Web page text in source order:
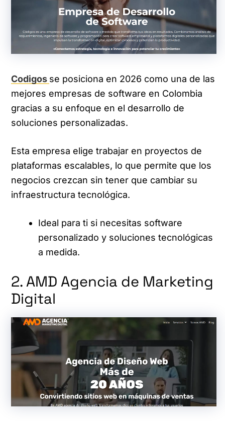
Codigos se posiciona en 2026 como una de las
mejores empresas de software en Colombia
gracias a su enfoque en el desarrollo de
soluciones personalizadas.
Esta empresa elige trabajar en proyectos de
plataformas escalables, lo que permite que los
negocios crezcan sin tener que cambiar su
infraestructura tecnológica.
Ideal para ti si necesitas software
personalizado y soluciones tecnológicas
a medida.
2. AMD Agencia de Marketing
Digital